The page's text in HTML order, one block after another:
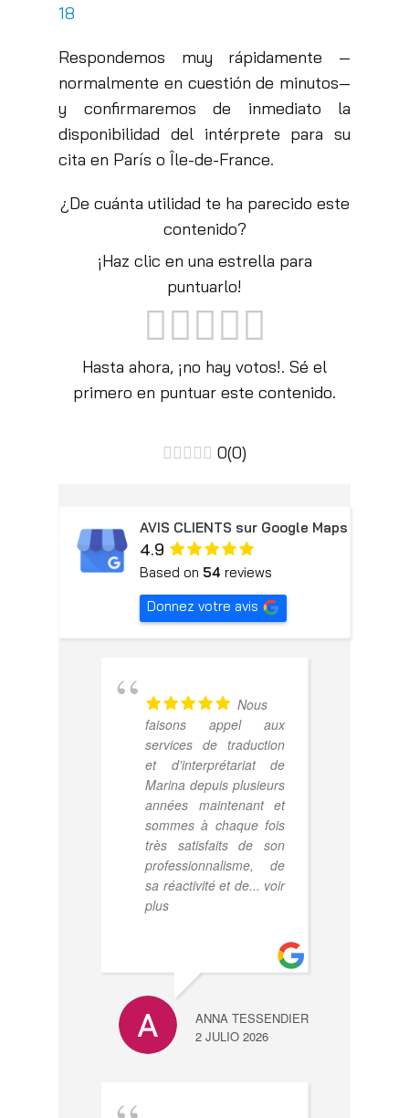
18
Respondemos muy rápidamente —
normalmente en cuestión de minutos—
y confirmaremos de inmediato la
disponibilidad del intérprete para su
cita en París o Île-de-France.
¿De cuánta utilidad te ha parecido este
contenido?
¡Haz clic en una estrella para
puntuarlo!
Hasta ahora, ¡no hay votos!. Sé el
primero en puntuar este contenido.
0(0)
AVIS CLIENTS sur Google Maps
4.9
Based on 54 reviews
Donnez votre avis
Nous
faisons appel aux
services de traduction
et d'interprétariat de
Marina depuis plusieurs
années maintenant et
sommes à chaque fois
très satisfaits de son
professionnalisme, de
sa réactivité et de... voir
plus
ANNA TESSENDIER
2 JULIO 2026